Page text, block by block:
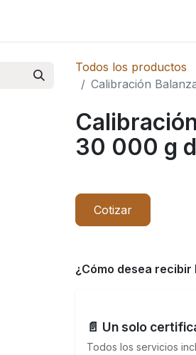
Todos los productos
Calibración
30 000 g
Cotizar
¿Cómo desea
📄 Un solo
Todos los servicios